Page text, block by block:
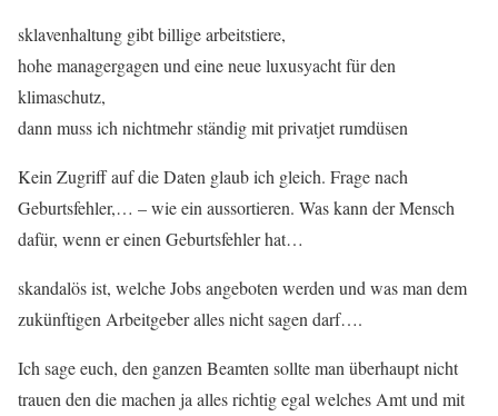
sklavenhaltung gibt billige arbeitstiere,
hohe managergagen und eine neue luxusyacht für den
klimaschutz,
dann muss ich nichtmehr ständig mit privatjet rumdüsen
Kein Zugriff auf die Daten glaub ich gleich. Frage nach
Geburtsfehler,… – wie ein aussortieren. Was kann der Mensch
dafür, wenn er einen Geburtsfehler hat…
skandalös ist, welche Jobs angeboten werden und was man dem
zukünftigen Arbeitgeber alles nicht sagen darf….
Ich sage euch, den ganzen Beamten sollte man überhaupt nicht
trauen den die machen ja alles richtig egal welches Amt und mit